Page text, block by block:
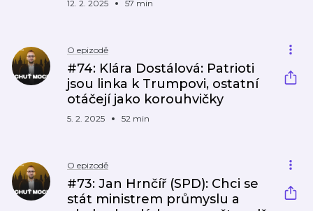
12. 2. 2025 57 min
O epizodě
#74: Klára Dostálová: Patrioti
jsou linka k Trumpovi, ostatní
otáčejí jako korouhvičky
5. 2. 2025 52 min
O epizodě
#73: Jan Hrnčíř (SPD): Chci se
stát ministrem průmyslu a